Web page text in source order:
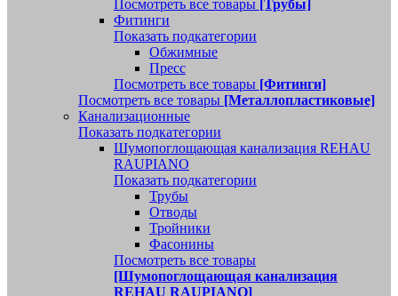
Посмотреть все товары [Трубы]
Фитинги
Показать подкатегории
Обжимные
Пресс
Посмотреть все товары [Фитинги]
Посмотреть все товары [Металлопластиковые]
Канализационные
Показать подкатегории
Шумопоглощающая канализация REHAU
RAUPIANO
Показать подкатегории
Трубы
Отводы
Тройники
Фасонины
Посмотреть все товары
[Шумопоглощающая канализация
REHAU RAUPIANO]